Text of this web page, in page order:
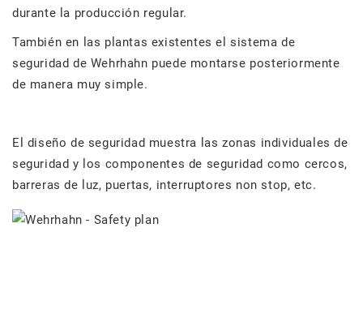
durante la producción regular.
También en las plantas existentes el sistema de
seguridad de Wehrhahn puede montarse posteriormente
de manera muy simple.
El diseño de seguridad muestra las zonas individuales de
seguridad y los componentes de seguridad como cercos,
barreras de luz, puertas, interruptores non stop, etc.